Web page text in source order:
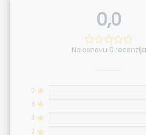
0,0
Na osnovu 0 recenzija
5
4
3
2